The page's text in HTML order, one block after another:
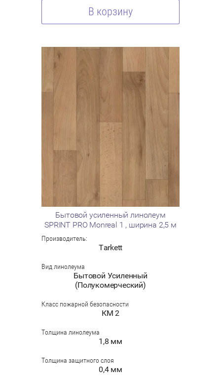
В корзину
Бытовой усиленный линолеум
SPRINT PRO Monreal 1 , ширина 2,5 м
Производитель:
Tarkett
Вид линолеума
Бытовой Усиленный
(Полукомерческий)
Класс пожарной безопасности
КМ 2
Толщина линолеума
1,8 мм
Толщина защитного слоя
0,4 мм